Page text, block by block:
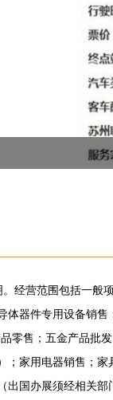
经营范围包括一般
器件专用设备销
零售；五金产品批
家用电器销售；
出国办展须经相关